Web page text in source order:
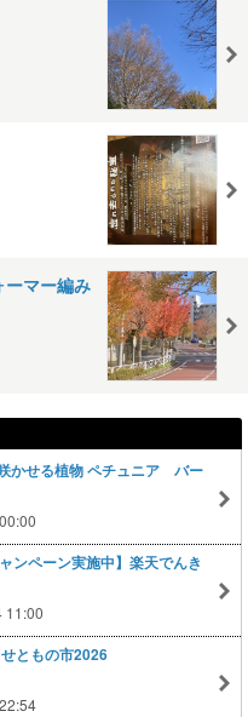
ーマー編み
かせる植物 ペチュニア バー
ンペーン実施中】楽天でんき
11:00
ともの市2026